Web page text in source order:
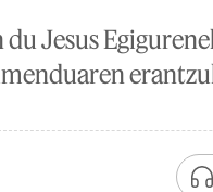
Jesus